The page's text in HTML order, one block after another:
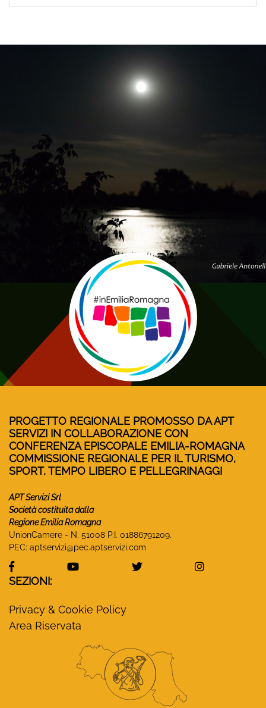
PROGETTO REGIONALE PROMOSSO DA APT
SERVIZI IN COLLABORAZIONE CON
CONFERENZA EPISCOPALE EMILIA-ROMAGNA
COMMISSIONE REGIONALE PER IL TURISMO,
SPORT, TEMPO LIBERO E PELLEGRINAGGI
APT Servizi Srl
Società costituita dalla
Regione Emilia Romagna
UnionCamere - N. 51008 P.I. 01886791209.
PEC: aptservizi@pec.aptservizi.com
visita la pagina Facebook di Monasteri Emilia-
visita la pagina YouTube di
visita la pagina Twitter
visita la
SEZIONI:
Privacy & Cookie Policy
Area Riservata